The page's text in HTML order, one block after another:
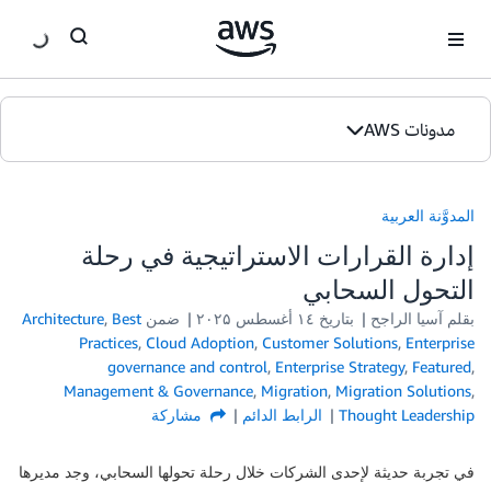
مدونات AWS
الصفحة الرئيسية
الإصدارات
المدوَّنة العربية
إدارة القرارات الاستراتيجية في رحلة
التحول السحابي
بقلم آسيا الراجح بتاريخ ۱٤ أغسطس ۲۰۲۵ ضمن Architecture, Best
Practices, Cloud Adoption, Customer Solutions, Enterprise
governance and control, Enterprise Strategy, Featured,
Management & Governance, Migration, Migration Solutions,
Thought Leadership
الرابط الدائم مشاركة
في تجربة حديثة لإحدى الشركات خلال رحلة تحولها السحابي، وجد مديرها